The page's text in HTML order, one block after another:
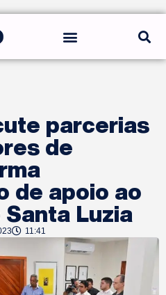
parcerias
de
de apoio ao
Luzia
11:41